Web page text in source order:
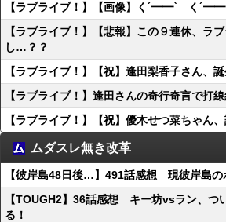
【ラブライブ！】【画像】く´━━`ゝく´━━`
【ラブライブ！】【悲報】この９連休、ラ
し…？？
【ラブライブ！】【祝】逢田梨香子さん、
【ラブライブ！】逢田さんの奇行奇言で打
【ラブライブ！】【祝】優木せつ菜ちゃん、
ムダスレ無き改革
【彼岸島48日後…】491話感想 現彼岸島の
【TOUGH2】36話感想 キー坊vsラン、つ
る！